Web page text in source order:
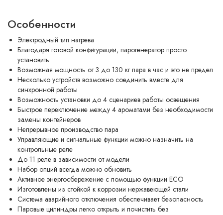
Особенности
Электродный тип нагрева
Благодаря готовой конфигурации, парогенератор просто
установить
Возможная мощность от 3 до 130 кг пара в час и это не предел
Несколько устройств возможно соединить вместе для
синхронной работы
Возможность установки до 4 сценариев работы освещения
Быстрое переключение между 4 ароматами без необходимости
замены контейнеров
Непрерывное производство пара
Управляющие и сигнальные функции можно назначить на
контрольные реле
До 11 реле в зависимости от модели
Набор опций всегда можно обновить
Активное энергосбережение с помощью функции ECO
Изготовлены из стойкой к коррозии нержавеющей стали
Система аварийного отключения обеспечивает безопасность
Паровые цилиндры легко открыть и почистить без